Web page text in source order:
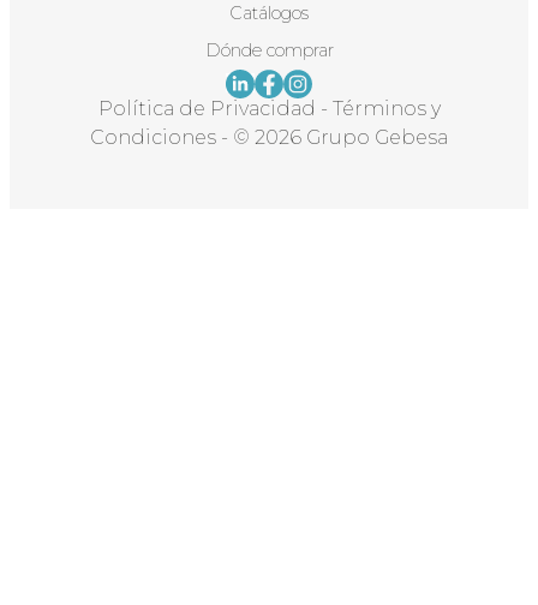
Catálogos
Dónde comprar
Política de Privacidad - Términos y
Condiciones - © 2026 Grupo Gebesa